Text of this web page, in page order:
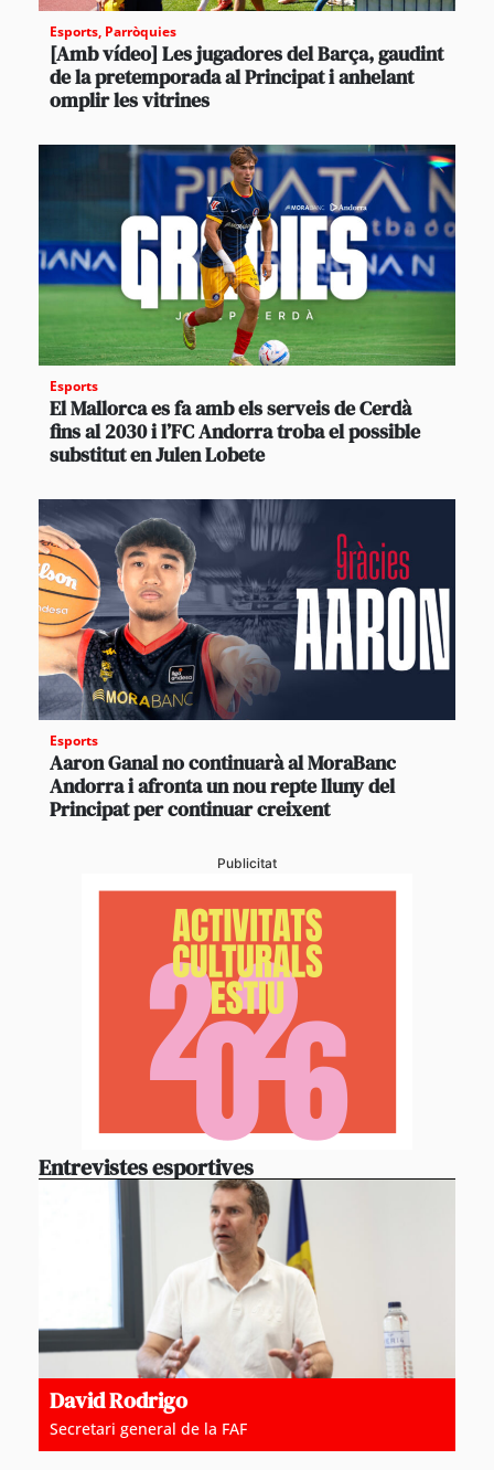
Esports, Parròquies
[Amb vídeo] Les jugadores del Barça, gaudint
de la pretemporada al Principat i anhelant
omplir les vitrines
Esports
El Mallorca es fa amb els serveis de Cerdà
fins al 2030 i l’FC Andorra troba el possible
substitut en Julen Lobete
Esports
Aaron Ganal no continuarà al MoraBanc
Andorra i afronta un nou repte lluny del
Principat per continuar creixent
Publicitat
Entrevistes esportives
David Rodrigo
Secretari general de la FAF